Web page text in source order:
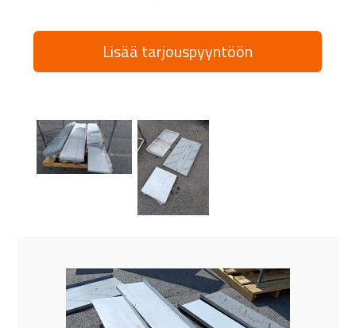
Lisää tarjouspyyntöön